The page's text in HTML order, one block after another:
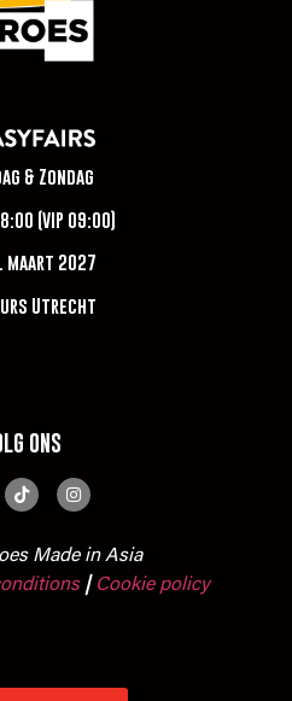
& Zondag
(VIP 09:00)
maart 2027
Utrecht
ons
Made in Asia
| Cookie policy